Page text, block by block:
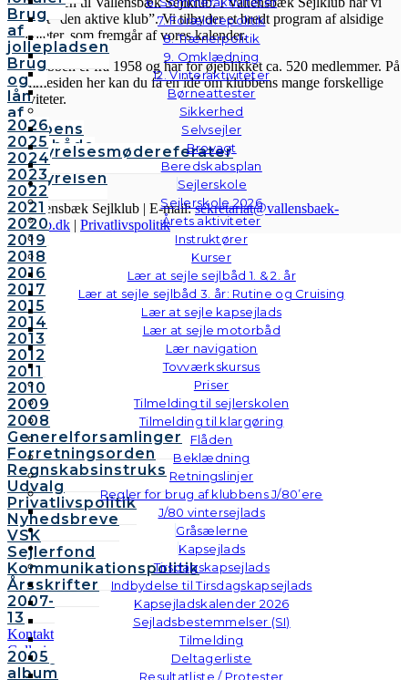
7. Forældrepolitik
8. Trænerpolitik
9. Omklædning
12. Vinteraktiviteter
Børneattester
Sikkerhed
Selvsejler
Brovagt
Beredskabsplan
Sejlerskole
Sejlerskole 2026
Årets aktiviteter
Instruktører
Kurser
Lær at sejle sejlbåd 1. & 2. år
Lær at sejle sejlbåd 3. år: Rutine og Cruising
Lær at sejle kapsejlads
Lær at sejle motorbåd
Lær navigation
Tovværkskursus
Priser
Tilmelding til sejlerskolen
Tilmelding til klargøring
Flåden
Beklædning
Retningslinjer
Regler for brug af klubbens J/80’ere
J/80 vintersejlads
Gråsælerne
Kapsejlads
Tirsdagskapsejlads
Indbydelse til Tirsdagskapsejlads
Kapsejladskalender 2026
Sejladsbestemmelser (SI)
Tilmelding
Deltagerliste
Resultatliste / Protester
Brug
af
jollepladsen
Brug
og
lån
af
klubbens
følgebåde
Vedtægter
Bestyrelsen
Bestyrelsesmødereferater
2026
2025
2024
2023
2022
2021
2020
2019
2018
2016
2017
2015
2014
2013
2012
2011
2010
2009
2008
Generelforsamlinger
Forretningsorden
Regnskabsinstruks
Udvalg
Privatlivspolitik
Nyhedsbreve
VSK
Sejlerfond
Kommunikationspolitik
Årsskrifter
2007-
13
Kontakt
Galleri
Andre
2005
album
mottoet “den aktive klub”. Vi tilbyder et bredt program af alsidige
aktiviteter, som fremgår af vores kalender.
Sejlklubben er fra 1958 og har for øjeblikket ca. 520 medlemmer. På
hjemmesiden her kan du få en idé om klubbens mange forskellige
aktiviteter.
© Vallensbæk Sejlklub | E-mail:sekretariat@vallensbaek-
sejlklub.dk | Privatlivspolitik